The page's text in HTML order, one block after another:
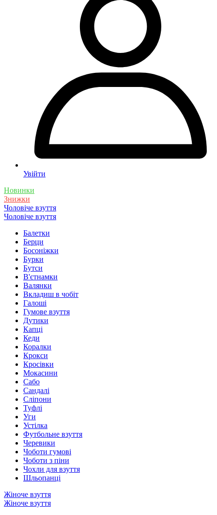
Увійти
Новинки
Знижки
Чоловіче взуття
Чоловіче взуття
Балетки
Берци
Босоніжки
Бурки
Бутси
В'єтнамки
Валянки
Вкладиш в чобіт
Галоші
Гумове взуття
Дутики
Капці
Кеди
Коралки
Крокси
Кросівки
Мокасини
Сабо
Сандалі
Сліпони
Туфлі
Уги
Устілка
Футбольне взуття
Черевики
Чоботи гумові
Чоботи з піни
Чохли для взуття
Шльопанці
Жіноче взуття
Жіноче взуття